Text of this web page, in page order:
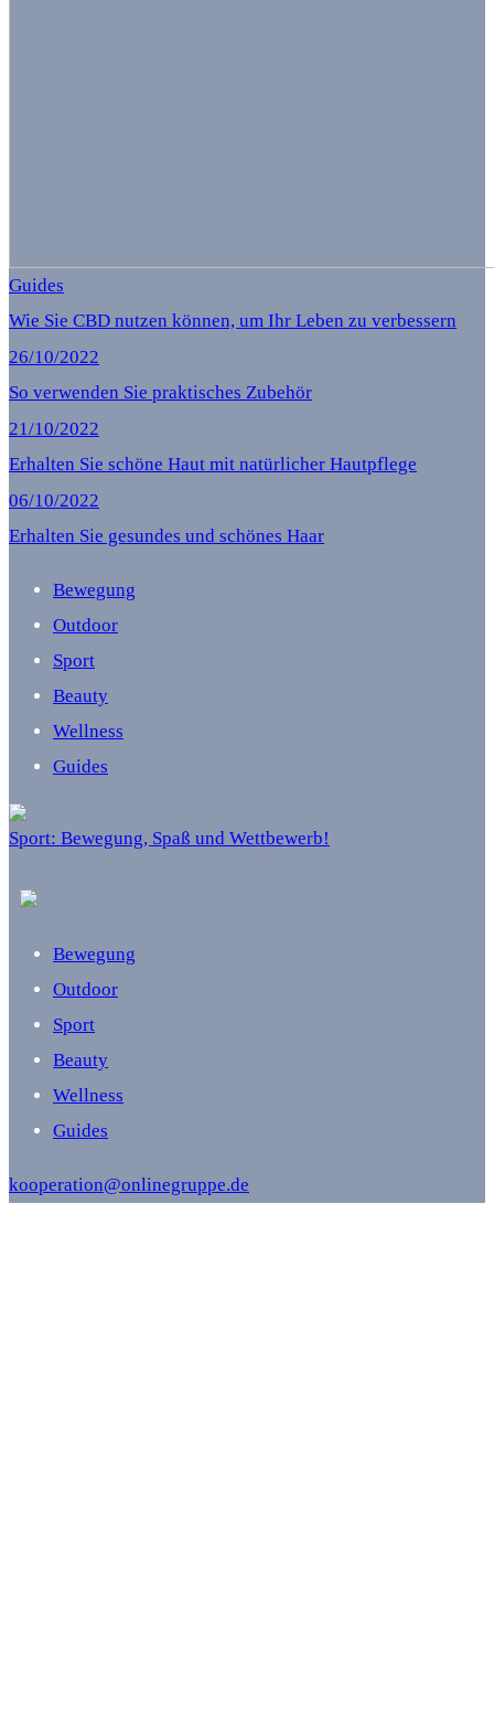
Guides
Wie Sie CBD nutzen können, um Ihr Leben zu verbessern
26/10/2022
So verwenden Sie praktisches Zubehör
21/10/2022
Erhalten Sie schöne Haut mit natürlicher Hautpflege
06/10/2022
Erhalten Sie gesundes und schönes Haar
Bewegung
Outdoor
Sport
Beauty
Wellness
Guides
Sport: Bewegung, Spaß und Wettbewerb!
Bewegung
Outdoor
Sport
Beauty
Wellness
Guides
kooperation@onlinegruppe.de